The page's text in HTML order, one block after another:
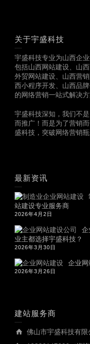
关于宇盛科技
宇盛科技专业为山西企
包括山西网站建设、山
外贸网站建设、山西营
西小程序开发、山西品
的网络营销一站式解决方
宇盛科技深知，我们不
而推广！而是为了营销
盛科技，突破网络营销
最新资讯
站建设专业服务商
2026年4月2日
企
业主都选择宇盛科技？
2026年3月30日
企业网
2026年3月26日
建站服务商
佛山市宇盛科技有限